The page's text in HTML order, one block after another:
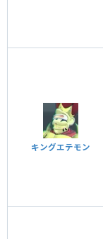
キングエテモン